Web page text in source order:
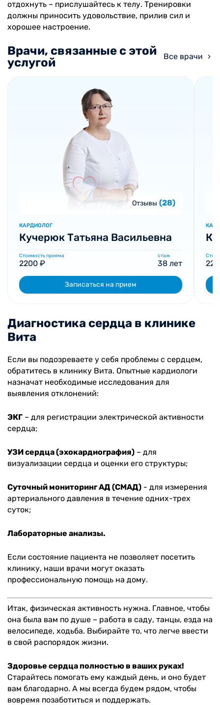
отдохнуть – прислушайтесь к телу. Тренировки
должны приносить удовольствие, прилив сил и
хорошее настроение.
Врачи, связанные с этой
услугой
Все врачи
Отзывы (28)
КАРДИОЛОГ
Кучерюк Татьяна Васильевна
Стоимость приема
2200 ₽
стаж
38 лет
Записаться на прием
Диагностика сердца в клинике
Вита
Если вы подозреваете у себя проблемы с сердцем,
обратитесь в клинику Вита. Опытные кардиологи
назначат необходимые исследования для
выявления отклонений:
ЭКГ – для регистрации электрической активности
сердца;
УЗИ сердца (эхокардиография) – для
визуализации сердца и оценки его структуры;
Суточный мониторинг АД (СМАД) - для измерения
артериального давления в течение одних-трех
суток;
Лабораторные анализы.
Если состояние пациента не позволяет посетить
клинику, наши врачи могут оказать
профессиональную помощь на дому.
Итак, физическая активность нужна. Главное, чтобы
она была вам по душе – работа в саду, танцы, езда на
велосипеде, ходьба. Выбирайте то, что легче ввести
в свой распорядок жизни.
Здоровье сердца полностью в ваших руках!
Старайтесь помогать ему каждый день, и оно будет
вам благодарно. А мы всегда будем рядом, чтобы
вовремя позаботиться и поддержать.